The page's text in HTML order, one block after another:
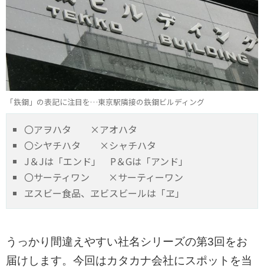
「鉃鋼」の表記に注目を…東京駅隣接の鉃鋼ビルディング
〇アヲハタ ×アオハタ
〇シヤチハタ ×シャチハタ
J＆Jは「エンド」 P＆Gは「アンド」
〇サーティワン ×サーティーワン
ヱスビー食品、ヱビスビールは「ヱ」
うっかり間違えやすい社名シリーズの第3回をお
届けします。今回はカタカナ会社にスポットを当